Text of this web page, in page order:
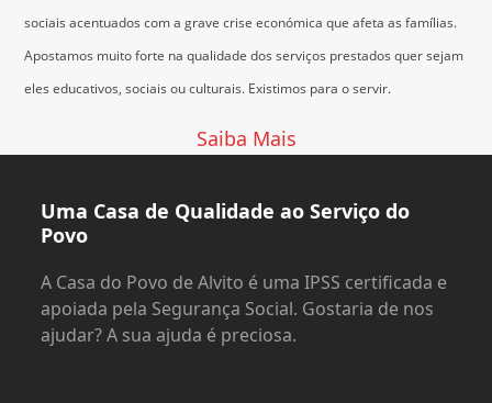
sociais acentuados com a grave crise económica que afeta as famílias.
Apostamos muito forte na qualidade dos serviços prestados quer sejam
eles educativos, sociais ou culturais. Existimos para o servir.
Saiba Mais
Uma Casa de Qualidade ao Serviço do
Povo
A Casa do Povo de Alvito é uma IPSS certificada e
apoiada pela Segurança Social. Gostaria de nos
ajudar? A sua ajuda é preciosa.